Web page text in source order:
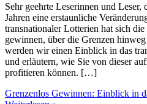
Sehr geehrte Leserinnen und
Jahren eine erstaunliche
transnationaler Lotterien hat sich
gewinnen, über die Grenzen
werden wir einen Einblick in das
und erläutern, wie Sie von dieser
profitieren können. […]
Grenzenlos Gewinnen: Einblick in